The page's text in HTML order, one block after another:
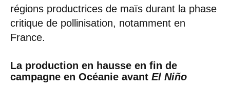
régions productrices de maïs durant la phase
critique de pollinisation, notamment en
France.
La production en hausse en fin de
campagne en Océanie avant El Niño